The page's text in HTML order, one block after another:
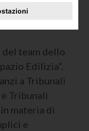
team dello
Edilizia”,
a Tribunali
Tribunali
materia di
e